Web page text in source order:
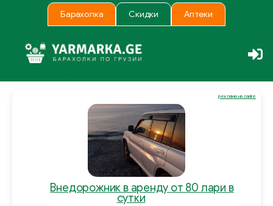
Барахолка Скидки Аптеки
Внедорожник в аренду от 80 лари в
сутки
реклама на сайте